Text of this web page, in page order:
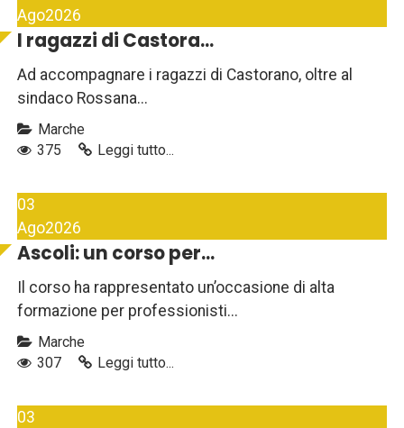
Ago2026
I ragazzi di Castora...
Ad accompagnare i ragazzi di Castorano, oltre al
sindaco Rossana...
Marche
375
Leggi tutto...
03
Ago2026
Ascoli: un corso per...
Il corso ha rappresentato un’occasione di alta
formazione per professionisti...
Marche
307
Leggi tutto...
03